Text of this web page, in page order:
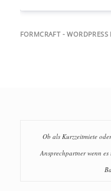
FORMCRAFT -
Ob als Kurzzeitmiete
Ansprechpartner wenn